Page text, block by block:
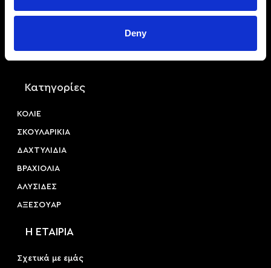
Deny
info@princessa.store
Κατηγορίες
ΚΟΛΙΕ
ΣΚΟΥΛΑΡΙΚΙΑ
ΔΑΧΤΥΛΙΔΙΑ
ΒΡΑΧΙΟΛΙΑ
ΑΛΥΣΙΔΕΣ
ΑΞΕΣΟΥAΡ
Η ΕΤΑΙΡΙΑ
Σχετικά με εμάς